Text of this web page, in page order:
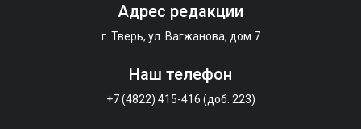
Адрес редакции
г. Тверь, ул. Вагжанова, дом 7
Наш телефон
+7 (4822) 415-416 (доб. 223)